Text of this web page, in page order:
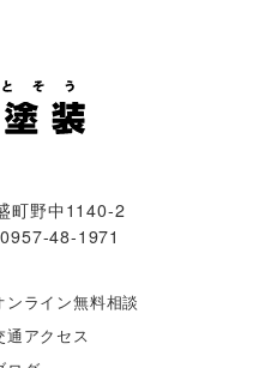
町野中1140-2
48-1971
ンライン無料相談
通アクセス